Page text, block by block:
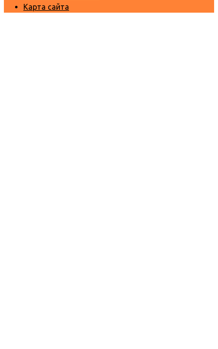
Карта сайта